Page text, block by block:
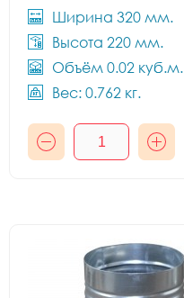
Ширина 320 мм.
Высота 220 мм.
Объём 0.02 куб.м.
Вес: 0.762 кг.